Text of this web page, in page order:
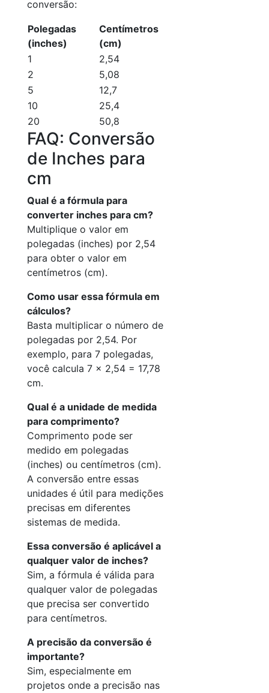
conversão:
Polegadas
(inches)
Centímetros
(cm)
1
2,54
2
5,08
5
12,7
10
25,4
20
50,8
FAQ: Conversão
de Inches para
cm
Qual é a fórmula para
converter inches para cm?
Multiplique o valor em
polegadas (inches) por 2,54
para obter o valor em
centímetros (cm).
Como usar essa fórmula em
cálculos?
Basta multiplicar o número de
polegadas por 2,54. Por
exemplo, para 7 polegadas,
você calcula 7 × 2,54 = 17,78
cm.
Qual é a unidade de medida
para comprimento?
Comprimento pode ser
medido em polegadas
(inches) ou centímetros (cm).
A conversão entre essas
unidades é útil para medições
precisas em diferentes
sistemas de medida.
Essa conversão é aplicável a
qualquer valor de inches?
Sim, a fórmula é válida para
qualquer valor de polegadas
que precisa ser convertido
para centímetros.
A precisão da conversão é
importante?
Sim, especialmente em
projetos onde a precisão nas